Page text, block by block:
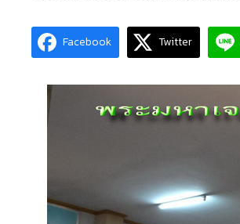
Facebook Twitter